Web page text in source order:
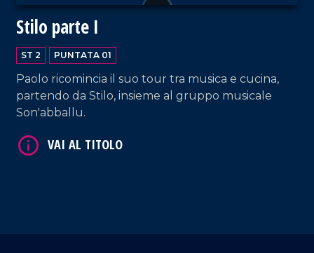
Stilo parte I
ST 2 PUNTATA 01
Paolo ricomincia il suo tour tra musica e cucina,
partendo da Stilo, insieme al gruppo musicale
Son'abballu.